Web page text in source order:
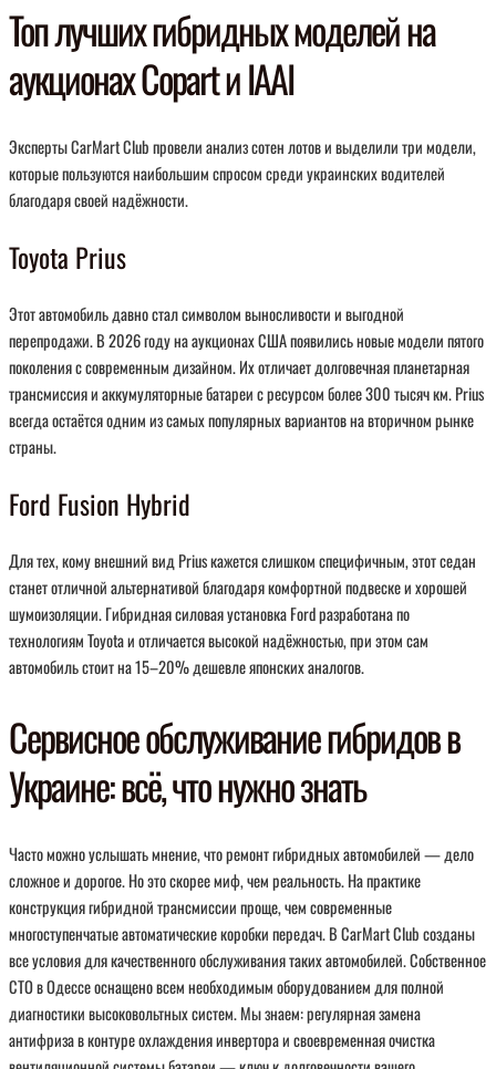
Топ лучших гибридных моделей на
аукционах Copart и IAAI
Эксперты CarMart Club провели анализ сотен лотов и выделили три модели,
которые пользуются наибольшим спросом среди украинских водителей
благодаря своей надёжности.
Toyota Prius
Этот автомобиль давно стал символом выносливости и выгодной
перепродажи. В 2026 году на аукционах США появились новые модели пятого
поколения с современным дизайном. Их отличает долговечная планетарная
трансмиссия и аккумуляторные батареи с ресурсом более 300 тысяч км. Prius
всегда остаётся одним из самых популярных вариантов на вторичном рынке
страны.
Ford Fusion Hybrid
Для тех, кому внешний вид Prius кажется слишком специфичным, этот седан
станет отличной альтернативой благодаря комфортной подвеске и хорошей
шумоизоляции. Гибридная силовая установка Ford разработана по
технологиям Toyota и отличается высокой надёжностью, при этом сам
автомобиль стоит на 15–20% дешевле японских аналогов.
Сервисное обслуживание гибридов в
Украине: всё, что нужно знать
Часто можно услышать мнение, что ремонт гибридных автомобилей — дело
сложное и дорогое. Но это скорее миф, чем реальность. На практике
конструкция гибридной трансмиссии проще, чем современные
многоступенчатые автоматические коробки передач. В CarMart Club созданы
все условия для качественного обслуживания таких автомобилей. Собственное
СТО в Одессе оснащено всем необходимым оборудованием для полной
диагностики высоковольтных систем. Мы знаем: регулярная замена
антифриза в контуре охлаждения инвертора и своевременная очистка